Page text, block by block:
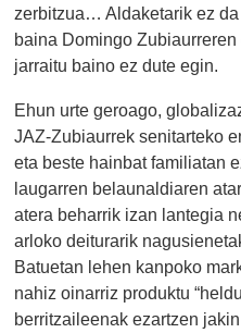
zerbitzua… Aldaketarik ez
baina Domingo
jarraitu baino ez dute egin.
Ehun urte geroago,
JAZ-Zubiaurrek senitarteko
eta beste hainbat familiatan
laugarren belaunaldiaren
atera beharrik izan lantegia
arloko deiturarik
Batuetan lehen kanpoko
nahiz oinarriz produktu
berritzaileenak ezartzen